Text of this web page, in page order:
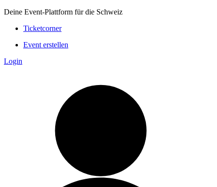
Deine Event-Plattform für die Schweiz
Ticketcorner
Event erstellen
Login